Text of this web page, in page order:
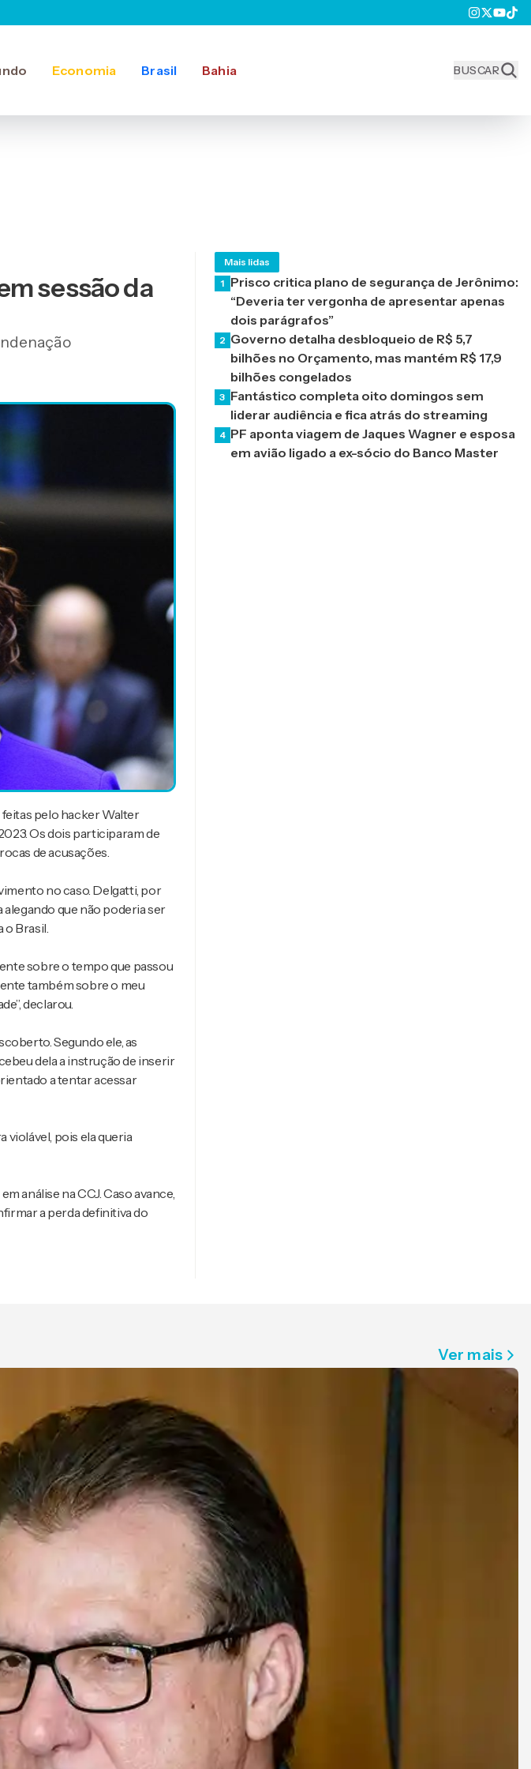
Economia Brasil Bahia BUSCAR
sessão da
feitas pelo hacker Walter
Os dois participaram de
de acusações.
no caso. Delgatti, por
alegando que não poderia ser
o Brasil.
sobre o tempo que passou
também sobre o meu
declarou.
Segundo ele, as
dela a instrução de inserir
a tentar acessar
violável, pois ela queria
análise na CCJ. Caso avance,
a perda definitiva do
Mais lidas
1 Prisco critica plano de segurança de Jerônimo:
“Deveria ter vergonha de apresentar apenas
dois parágrafos”
2 Governo detalha desbloqueio de R$ 5,7
bilhões no Orçamento, mas mantém R$ 17,9
bilhões congelados
3 Fantástico completa oito domingos sem
liderar audiência e fica atrás do streaming
4 PF aponta viagem de Jaques Wagner e esposa
em avião ligado a ex-sócio do Banco Master
Ver mais